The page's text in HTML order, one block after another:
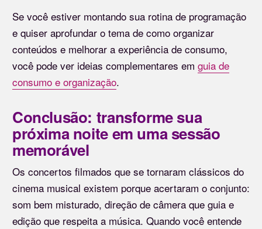
Se você estiver montando sua rotina de programação
e quiser aprofundar o tema de como organizar
conteúdos e melhorar a experiência de consumo,
você pode ver ideias complementares em guia de
consumo e organização.
Conclusão: transforme sua
próxima noite em uma sessão
memorável
Os concertos filmados que se tornaram clássicos do
cinema musical existem porque acertaram o conjunto:
som bem misturado, direção de câmera que guia e
edição que respeita a música. Quando você entende